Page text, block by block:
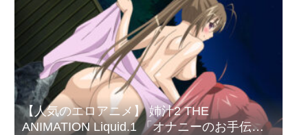
【人気のエロアニメ】 姉汁2 THE
ANIMATION Liquid.1 「オナニーのお手伝い